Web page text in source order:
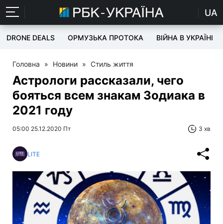
UA
DRONE DEALS ОРМУЗЬКА ПРОТОКА ВІЙНА В УКРАЇНІ
Головна » Новини » Стиль життя
Астрологи рассказали, чего
бояться всем знакам Зодиака в
2021 году
05:00 25.12.2020 Пт 3 хв
LITE